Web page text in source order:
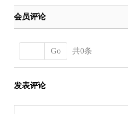
会员评论
Go 共0条
发表评论